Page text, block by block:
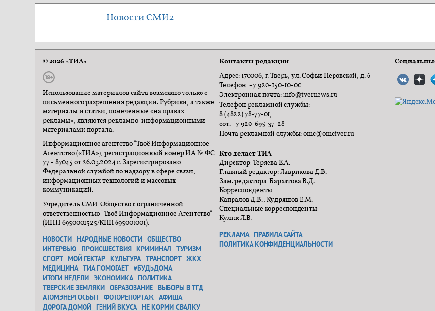
Новости СМИ2
© 2026 «ТИА»
Использование материалов сайта возможно только с
письменного разрешения редакции. Рубрики, а также
материалы и статьи, помеченные «на правах
рекламы», являются рекламно-информационными
материалами портала.
Информационное агентство "Твоё Информационное
Агентство («ТИА»), регистрационный номер ИА № ФС
77 - 87045 от 26.03.2024 г. Зарегистрировано
Федеральной службой по надзору в сфере связи,
информационных технологий и массовых
коммуникаций.
Учредитель СМИ: Общество с ограниченной
ответственностью "Твоё Информационное Агентство"
(ИНН 6950001525/КПП 695001001).
НОВОСТИ НАРОДНЫЕ НОВОСТИ ОБЩЕСТВО
ИНТЕРВЬЮ
ПРОИСШЕСТВИЯ КРИМИНАЛ
ТУРИЗМ
СПОРТ МОЙ ГЕКТАР КУЛЬТУРА ТРАНСПОРТ ЖКХ
МЕДИЦИНА ТИА ПОМОГАЕТ #БУДЬДОМА
ИТОГИ НЕДЕЛИ ЭКОНОМИКА ПОЛИТИКА
ТВЕРСКИЕ ЗЕМЛЯКИ ОБРАЗОВАНИЕ ВЫБОРЫ В ТГД
АТОМЭНЕРГОСБЫТ ФОТОРЕПОРТАЖ АФИША
ДОРОГА ДОМОЙ ГЕНИЙ ВКУСА НЕ КОРМИ СВАЛКУ
Контакты редакции
Адрес: 170006, г. Тверь, ул. Софьи Перовской, д. 6
Телефон: +7 920-150-10-00
Электронная почта: info@tvernews.ru
Телефон рекламной службы:
8 (4822) 78-77-01,
сот. +7 920-695-37-28
Почта рекламной службы: omc@omctver.ru
Кто делает ТИА
Директор: Теряева Е.А.
Главный редактор: Лаврикова Д.В.
Зам. редактора: Бархатова В.Д.
Корреспонденты:
Капралов Д.В., Кудряшов Е.М.
Специальные корреспонденты:
Кулик Л.В.
РЕКЛАМА ПРАВИЛА САЙТА
ПОЛИТИКА КОНФИДЕНЦИАЛЬНОСТИ